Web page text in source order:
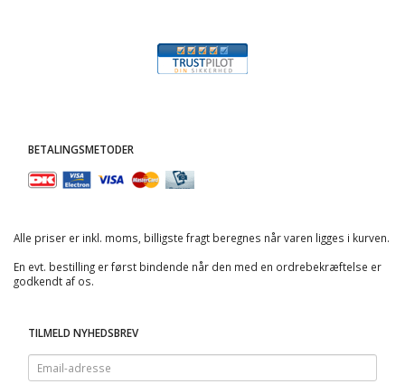
BETALINGSMETODER
Alle priser er inkl. moms, billigste fragt beregnes når varen ligges i kurven.
En evt. bestilling er først bindende når den med en ordrebekræftelse er
godkendt af os.
TILMELD NYHEDSBREV
Email-
adresse